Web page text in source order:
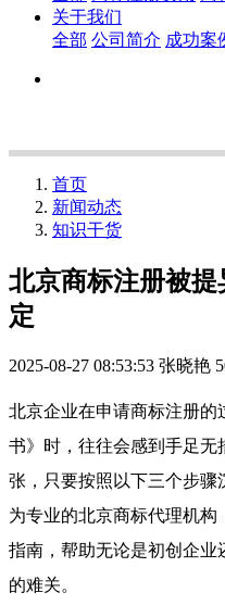
关于我们
全部 公司简介 成功案
首页
新闻动态
知识干货
北京商标注册被
定
2025-08-27 08:53:53 张晓艳
北京企业在申请商标注册的
书》时，往往会感到手足
张，只要按照以下三个步
为专业的北京商标代理机
指南，帮助无论是初创企业
的难关。